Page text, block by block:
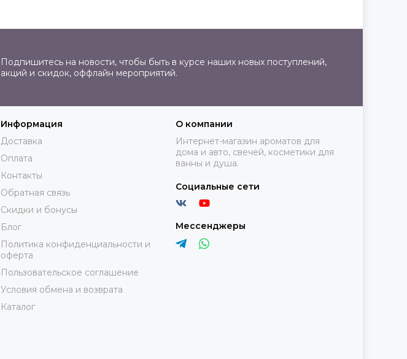
Подпишитесь на новости, чтобы быть в курсе наших новых поступлений,
акций и скидок, оффлайн мероприятий.
Информация
Доставка
Оплата
Контакты
Обратная связь
Скидки и бонусы
Блог
Политика конфиденциальности и
оферта
Пользовательское соглашение
Условия обмена и возврата
Каталог
О компании
Интернет-магазин ароматов для
дома и авто, свечей, косметики для
ванны и душа.
Социальные сети
Мессенджеры